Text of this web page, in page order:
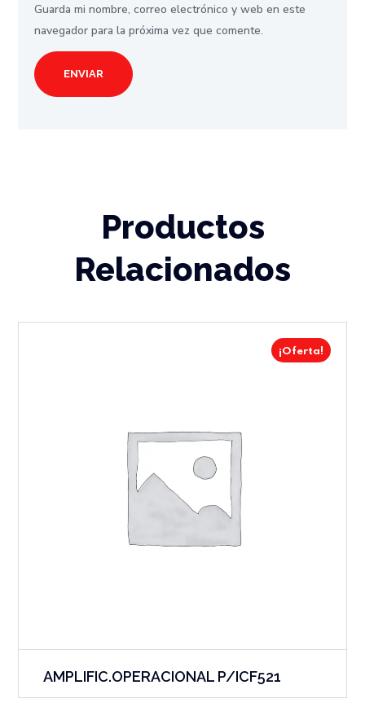
Guarda mi nombre, correo electrónico y web en este
navegador para la próxima vez que comente.
Productos
Relacionados
¡Oferta!
AMPLIFIC.OPERACIONAL P/ICF521